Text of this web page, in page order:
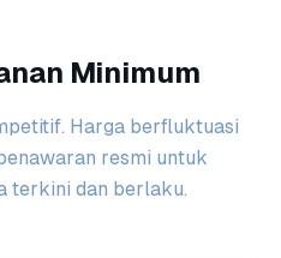
Minimum
Harga berfluktuasi
resmi untuk
terkini dan berlaku.